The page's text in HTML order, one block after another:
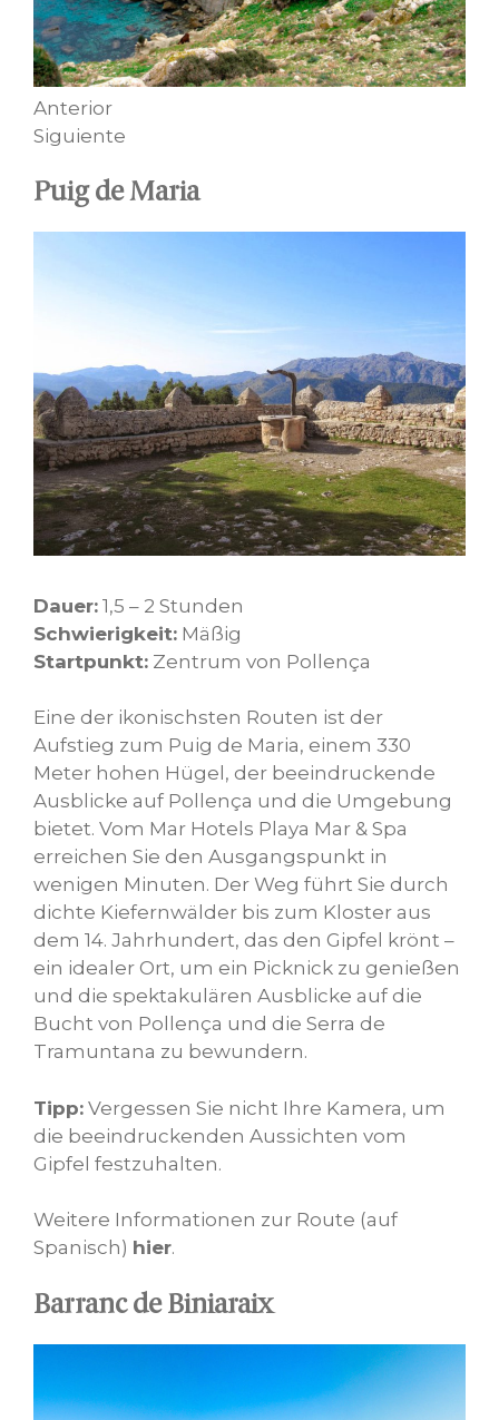
Anterior
Siguiente
Puig de Maria
Dauer: 1,5 – 2 Stunden
Schwierigkeit: Mäßig
Startpunkt: Zentrum von Pollença
Eine der ikonischsten Routen ist der
Aufstieg zum Puig de Maria, einem 330
Meter hohen Hügel, der beeindruckende
Ausblicke auf Pollença und die Umgebung
bietet. Vom Mar Hotels Playa Mar & Spa
erreichen Sie den Ausgangspunkt in
wenigen Minuten. Der Weg führt Sie durch
dichte Kiefernwälder bis zum Kloster aus
dem 14. Jahrhundert, das den Gipfel krönt –
ein idealer Ort, um ein Picknick zu genießen
und die spektakulären Ausblicke auf die
Bucht von Pollença und die Serra de
Tramuntana zu bewundern.
Tipp: Vergessen Sie nicht Ihre Kamera, um
die beeindruckenden Aussichten vom
Gipfel festzuhalten.
Weitere Informationen zur Route (auf
Spanisch) hier.
Barranc de Biniaraix